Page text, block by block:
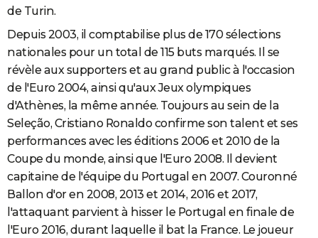
de Turin.
Depuis 2003, il comptabilise plus de 170 sélections
nationales pour un total de 115 buts marqués. Il se
révèle aux supporters et au grand public à l'occasion
de l'Euro 2004, ainsi qu'aux Jeux olympiques
d'Athènes, la même année. Toujours au sein de la
Seleção, Cristiano Ronaldo confirme son talent et ses
performances avec les éditions 2006 et 2010 de la
Coupe du monde, ainsi que l'Euro 2008. Il devient
capitaine de l'équipe du Portugal en 2007. Couronné
Ballon d'or en 2008, 2013 et 2014, 2016 et 2017,
l'attaquant parvient à hisser le Portugal en finale de
l'Euro 2016, durant laquelle il bat la France. Le joueur